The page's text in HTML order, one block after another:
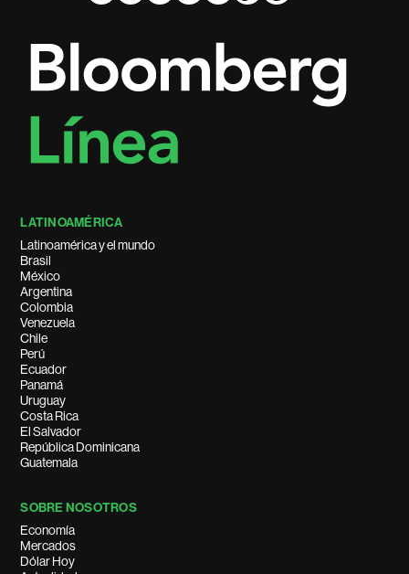
LATINOAMÉRICA
Latinoamérica y el mundo
Brasil
México
Argentina
Colombia
Venezuela
Chile
Perú
Ecuador
Panamá
Uruguay
Costa Rica
El Salvador
República Dominicana
Guatemala
SOBRE NOSOTROS
Economía
Mercados
Dólar Hoy